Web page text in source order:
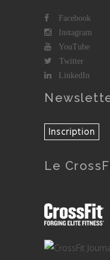
Facebook
Instagram
YouTube
Twitter
LinkedIn
Le